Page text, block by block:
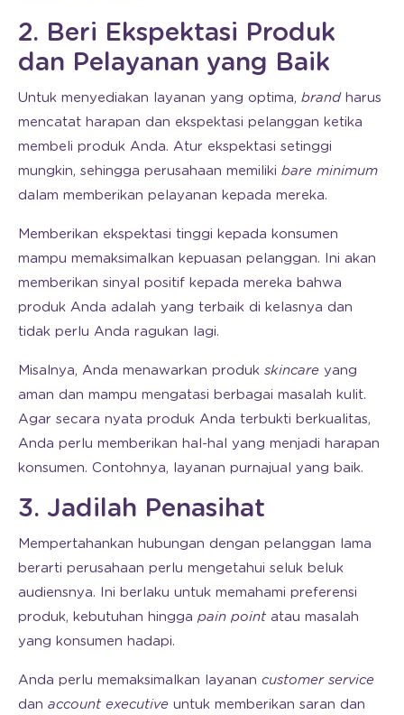
2. Beri Ekspektasi Produk
dan Pelayanan yang Baik
Untuk menyediakan layanan yang optima, brandharus
mencatat harapan dan ekspektasi pelanggan ketika
membeli produk Anda. Atur ekspektasi setinggi
mungkin, sehingga perusahaan memiliki bare minimum
dalam memberikan pelayanan kepada mereka.
Memberikan ekspektasi tinggi kepada konsumen
mampu memaksimalkan kepuasan pelanggan. Ini akan
memberikan sinyal positif kepada mereka bahwa
produk Anda adalah yang terbaik di kelasnya dan
tidak perlu Anda ragukan lagi.
Misalnya, Anda menawarkan produk skincare yang
aman dan mampu mengatasi berbagai masalah kulit.
Agar secara nyata produk Anda terbukti berkualitas,
Anda perlu memberikan hal-hal yang menjadi harapan
konsumen. Contohnya, layanan purnajual yang baik.
3. Jadilah Penasihat
Mempertahankan hubungan dengan pelanggan lama
berarti perusahaan perlu mengetahui seluk beluk
audiensnya. Ini berlaku untuk memahami preferensi
produk, kebutuhan hingga pain pointatau masalah
yang konsumen hadapi.
Anda perlu memaksimalkan layanan customer service
dan account executive untuk memberikan saran dan